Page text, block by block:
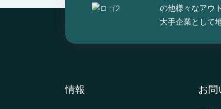
の他様々なアウ
大手企業として
情報 お問